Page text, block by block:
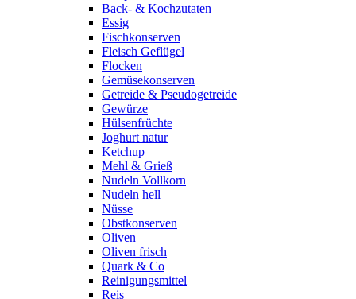
Back- & Kochzutaten
Essig
Fischkonserven
Fleisch Geflügel
Flocken
Gemüsekonserven
Getreide & Pseudogetreide
Gewürze
Hülsenfrüchte
Joghurt natur
Ketchup
Mehl & Grieß
Nudeln Vollkorn
Nudeln hell
Nüsse
Obstkonserven
Oliven
Oliven frisch
Quark & Co
Reinigungsmittel
Reis